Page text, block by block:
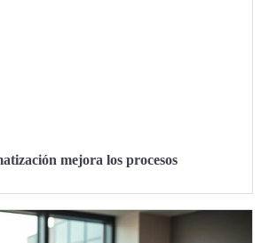
mejora los procesos